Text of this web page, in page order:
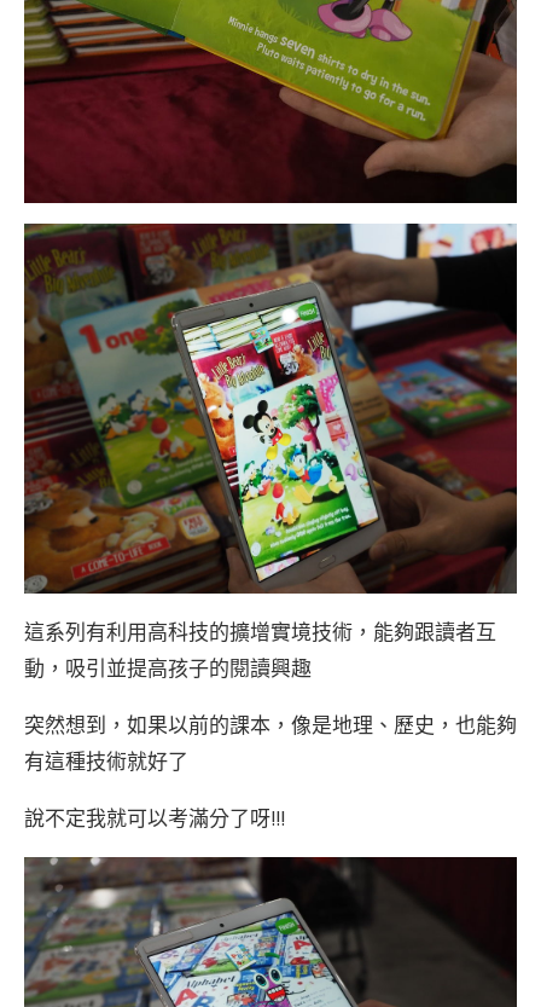
這系列有利用高科技的擴增實境技術，能夠跟讀者互
動，吸引並提高孩子的閱讀興趣
突然想到，如果以前的課本，像是地理、歷史，也能夠
有這種技術就好了
說不定我就可以考滿分了呀!!!